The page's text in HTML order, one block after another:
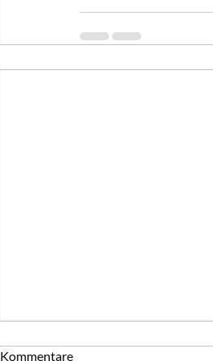
Silvester - ein Tag voller
Kommentare